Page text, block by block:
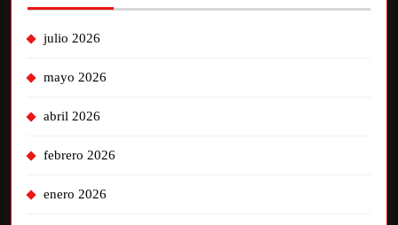
julio 2026
mayo 2026
abril 2026
febrero 2026
enero 2026